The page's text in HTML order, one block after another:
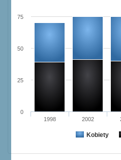
Kobiety
1998 2002
0
25
50
75